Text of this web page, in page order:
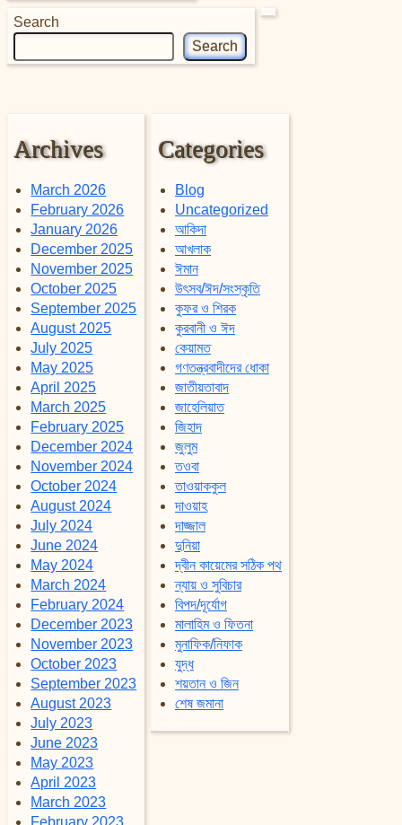
Search
Search
Archives
March 2026
February 2026
January 2026
December 2025
November 2025
October 2025
September 2025
August 2025
July 2025
May 2025
April 2025
March 2025
February 2025
December 2024
November 2024
October 2024
August 2024
July 2024
June 2024
May 2024
March 2024
February 2024
December 2023
November 2023
October 2023
September 2023
August 2023
July 2023
June 2023
May 2023
April 2023
March 2023
February 2023
Categories
Blog
Uncategorized
আকিদা
আখলাক
ঈমান
উৎসব/ঈদ/সংস্কৃতি
কুফর ও শিরক
কুরবানী ও ঈদ
কেয়ামত
গণতন্ত্রবাদীদের ধোকা
জাতীয়তাবাদ
জাহেলিয়াত
জিহাদ
জুলুম
তওবা
তাওয়াককুল
দাওয়াহ
দাজ্জাল
দুনিয়া
দ্বীন কায়েমের সঠিক পথ
ন্যায় ও সুবিচার
বিপদ/দূর্যোগ
মালাহিম ও ফিতনা
মুনাফিক/নিফাক
যুদ্ধ
শয়তান ও জিন
শেষ জমানা